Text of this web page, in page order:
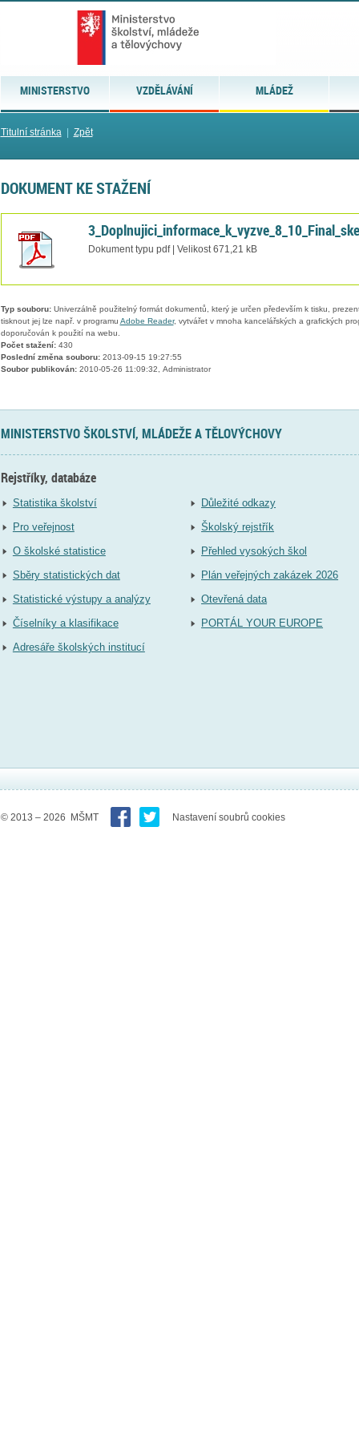
MINISTERSTVO VZDĚLÁVÁNÍ MLÁDEŽ
Titulní stránka| Zpět
DOKUMENT KE STAŽENÍ
Dokument typu pdf | Velikost 671,21 kB
Typ souboru:Univerzálně použitelný formát dokumentů, který je určen především k tisku,
tisknout jej lze např. v programu Adobe Reader, vytvářet v mnoha kancelářských a grafických
doporučován k použití na webu.
Počet stažení:430
Poslední změna souboru:2013-09-15 19:27:55
Soubor publikován:2010-05-26 11:09:32, Administrator
MINISTERSTVO ŠKOLSTVÍ, MLÁDEŽE A TĚLOVÝCHOVY
Rejstříky, databáze
Statistika školství
Pro veřejnost
O školské statistice
Sběry statistických dat
Statistické výstupy a analýzy
Číselníky a klasifikace
Adresáře školských institucí
Důležité odkazy
Školský rejstřík
Přehled vysokých škol
Plán veřejných zakázek 2026
Otevřená data
PORTÁL YOUR EUROPE
© 2013 – 2026 MŠMT Nastavení soubrů cookies